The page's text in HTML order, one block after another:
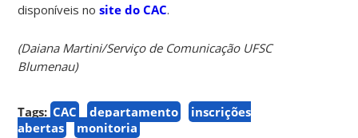
disponíveis nosite do CAC.
(Daiana Martini/Serviço de Comunicação UFSC
Blumenau)
Tags: CAC departamento
inscrições
abertas
monitoria